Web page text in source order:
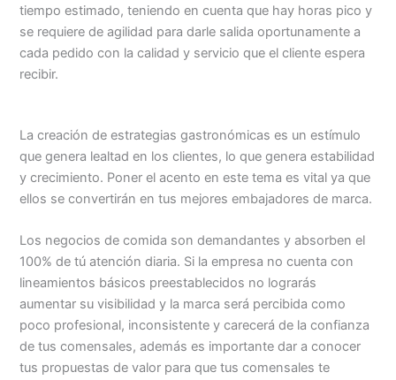
tiempo estimado, teniendo en cuenta que hay horas pico y
se requiere de agilidad para darle salida oportunamente a
cada pedido con la calidad y servicio que el cliente espera
recibir.
La creación de estrategias gastronómicas es un estímulo
que genera lealtad en los clientes, lo que genera estabilidad
y crecimiento. Poner el acento en este tema es vital ya que
ellos se convertirán en tus mejores embajadores de marca.
Los negocios de comida son demandantes y absorben el
100% de tú atención diaria. Si la empresa no cuenta con
lineamientos básicos preestablecidos no lograrás
aumentar su visibilidad y la marca será percibida como
poco profesional, inconsistente y carecerá de la confianza
de tus comensales, además es importante dar a conocer
tus propuestas de valor para que tus comensales te